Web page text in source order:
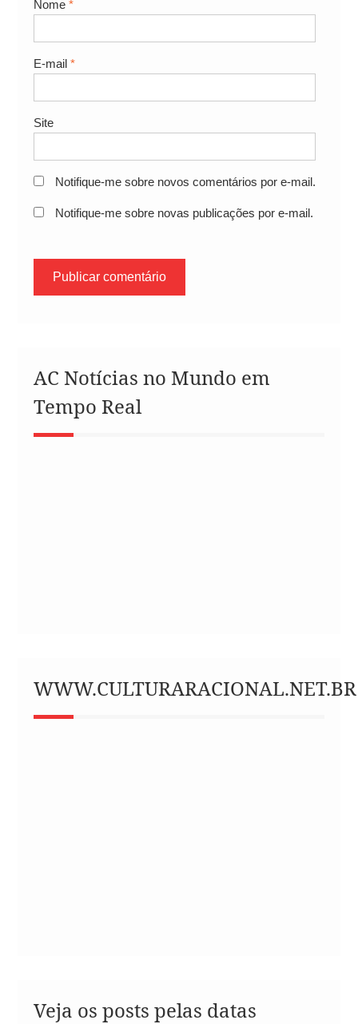
Nome *
E-mail *
Site
Notifique-me sobre novos comentários por e-mail.
Notifique-me sobre novas publicações por e-mail.
AC Notícias no Mundo em
Tempo Real
WWW.CULTURARACIONAL.NET.BR
Veja os posts pelas datas